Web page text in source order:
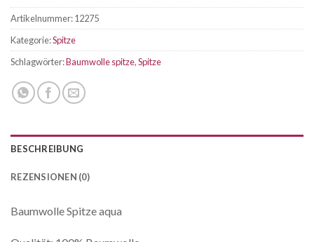
Artikelnummer:12275
Kategorie:Spitze
Schlagwörter:Baumwolle spitze,Spitze
BESCHREIBUNG
REZENSIONEN (0)
Baumwolle Spitze aqua